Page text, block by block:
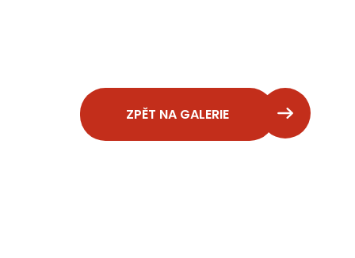
ZPĚT NA GALERIE